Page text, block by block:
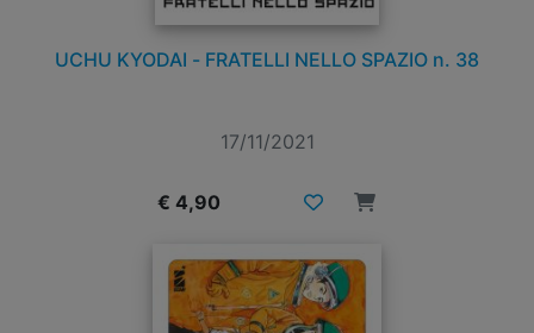
UCHU KYODAI - FRATELLI NELLO SPAZIO n. 38
17/11/2021
€ 4,90